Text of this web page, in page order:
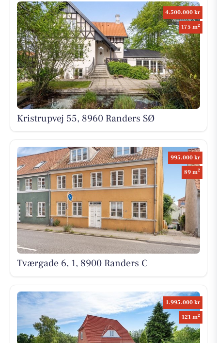
4.500.000 kr
175 m2
Kristrupvej 55, 8960 Randers SØ
995.000 kr
89 m2
Tværgade 6, 1, 8900 Randers C
1.995.000 kr
121 m2